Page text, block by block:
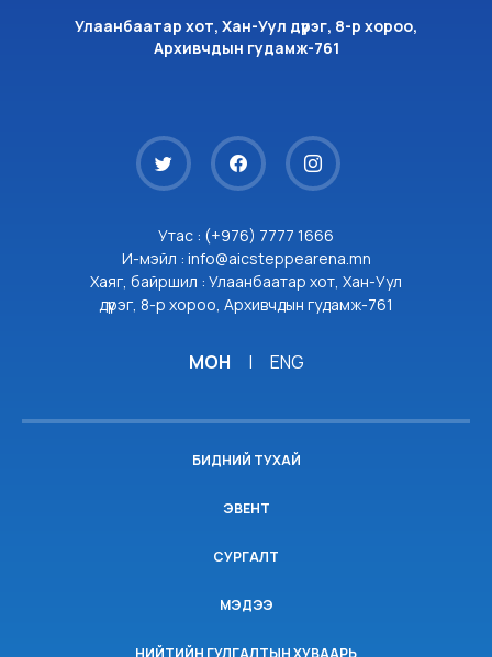
Улаанбаатар хот, Хан-Уул дүүрэг, 8-р хороо,
Архивчдын гудамж-761
Утас : (+976) 7777 1666
И-мэйл : info@aicsteppearena.mn
Хаяг, байршил : Улаанбаатар хот, Хан-Уул
дүүрэг, 8-р хороо, Архивчдын гудамж-761
МОН | ENG
БИДНИЙ ТУХАЙ
ЭВЕНТ
СУРГАЛТ
МЭДЭЭ